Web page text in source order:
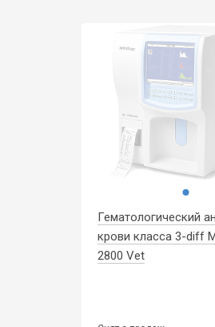
Гематологический
крови класса 3-diff
2800 Vet